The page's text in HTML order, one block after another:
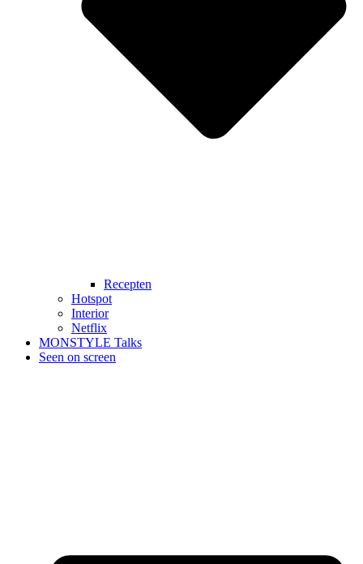
Recepten
Hotspot
Interior
Netflix
MONSTYLE Talks
Seen on screen